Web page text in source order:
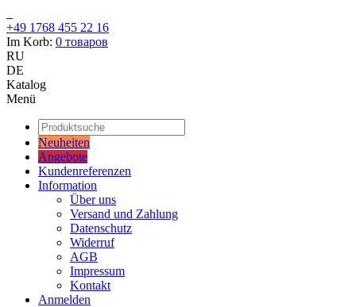
+49 1768 455 22 16
Im Korb: 0 товаров
RU
DE
Katalog
Menü
Neuheiten
Angebote
Kundenreferenzen
Information
Über uns
Versand und Zahlung
Datenschutz
Widerruf
AGB
Impressum
Kontakt
Anmelden